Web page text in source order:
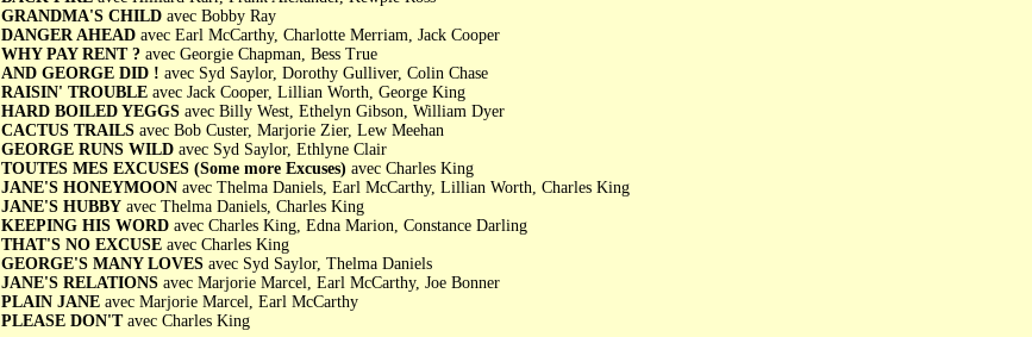
GRANDMA'S CHILDavec Bobby Ray
DANGER AHEADavec Earl McCarthy, Charlotte Merriam, Jack Cooper
WHY PAY RENT ?avec Georgie Chapman, Bess True
AND GEORGE DID ! avec Syd Saylor, Dorothy Gulliver, Colin Chase
RAISIN' TROUBLEavec Jack Cooper, Lillian Worth, George King
HARD BOILED YEGGSavec Billy West, Ethelyn Gibson, William Dyer
CACTUS TRAILSavec Bob Custer, Marjorie Zier, Lew Meehan
GEORGE RUNS WILDavec Syd Saylor, Ethlyne Clair
TOUTES MES EXCUSES (Some more Excuses) avec Charles King
JANE'S HONEYMOONavec Thelma Daniels, Earl McCarthy, Lillian Worth, Charles King
JANE'S HUBBYavec Thelma Daniels, Charles King
KEEPING HIS WORDavec Charles King, Edna Marion, Constance Darling
THAT'S NO EXCUSEavec Charles King
GEORGE'S MANY LOVESavec Syd Saylor, Thelma Daniels
JANE'S RELATIONSavec Marjorie Marcel, Earl McCarthy, Joe Bonner
PLAIN JANEavec Marjorie Marcel, Earl McCarthy
PLEASE DON'Tavec Charles King